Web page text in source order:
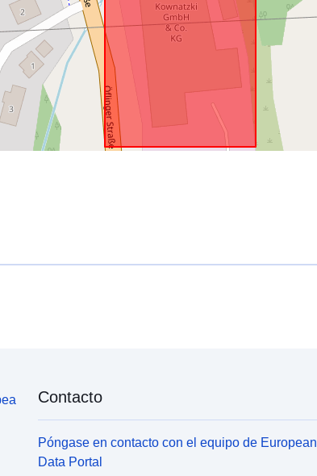
Contacto
Póngase en contacto con el equipo de European
Data Portal